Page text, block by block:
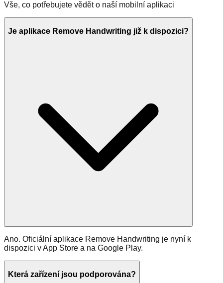
Vše, co potřebujete vědět o naší mobilní aplikaci
Je aplikace Remove Handwriting již k dispozici?
Ano. Oficiální aplikace Remove Handwriting je nyní k
dispozici v App Store a na Google Play.
Která zařízení jsou podporována?